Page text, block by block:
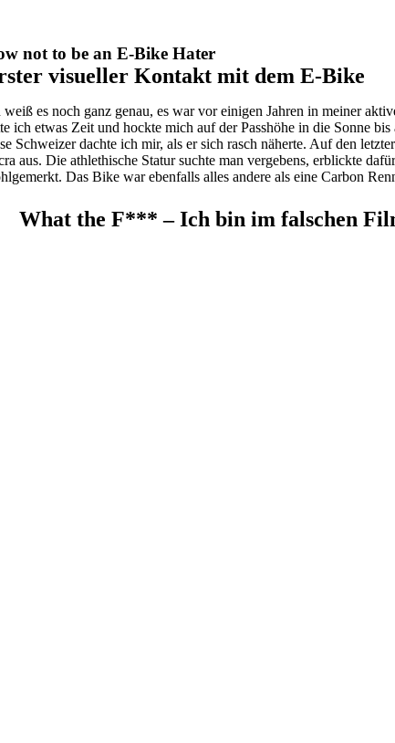
not to be an E-Bike Hater
visueller Kontakt mit dem E-Bike
weiß es noch ganz genau, es war vor einigen Jahren in meiner
ich etwas Zeit und hockte mich auf der Passhöhe in die Sonne
Schweizer dachte ich mir, als er sich rasch näherte. Auf den
aus. Die athlethische Statur suchte man vergebens, erblickte
Das Bike war ebenfalls alles andere als eine Carbon
What the F*** – Ich bin im falschen